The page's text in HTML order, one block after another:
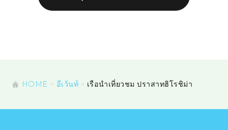
HOME อีเว้นท์ เรือนำเที่ยวชม ปราสาทฮิโรชิม่า